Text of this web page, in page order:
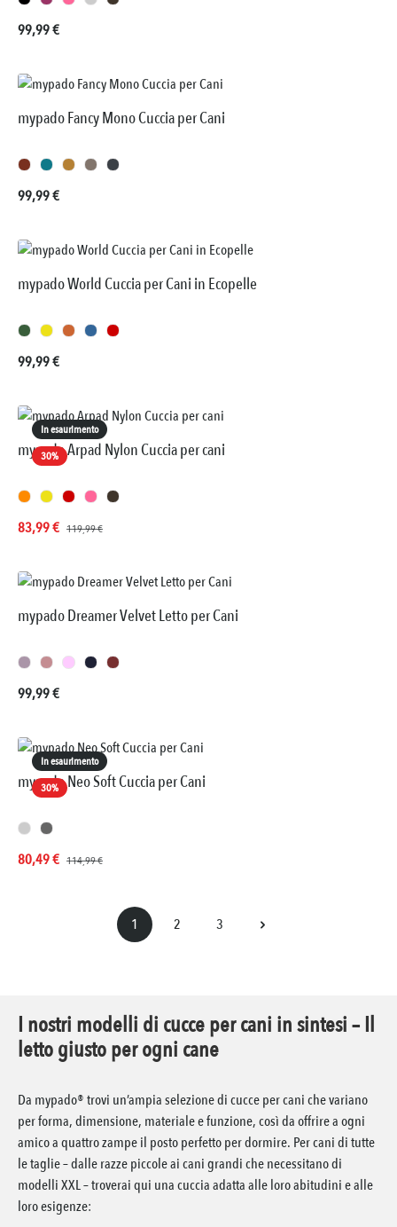
Prezzo normale:
99,99 €
mypado Fancy Mono Cuccia per Cani
Prezzo normale:
99,99 €
mypado World Cuccia per Cani in Ecopelle
Prezzo normale:
99,99 €
In esaurimento
30%
mypado Arpad Nylon Cuccia per cani
Prezzo di vendita:
83,99 € Prezzo normale:
119,99 €
mypado Dreamer Velvet Letto per Cani
Prezzo normale:
99,99 €
In esaurimento
30%
mypado Neo Soft Cuccia per Cani
Prezzo di vendita:
80,49 € Prezzo normale:
114,99 €
Pagina
1 Pagina
2 Pagina
3
I nostri modelli di cucce per cani in sintesi – Il
letto giusto per ogni cane
Da mypado® trovi un’ampia selezione di cucce per cani che variano
per forma, dimensione, materiale e funzione, così da offrire a ogni
amico a quattro zampe il posto perfetto per dormire. Per cani di tutte
le taglie – dalle razze piccole ai cani grandi che necessitano di
modelli XXL – troverai qui una cuccia adatta alle loro abitudini e alle
loro esigenze: